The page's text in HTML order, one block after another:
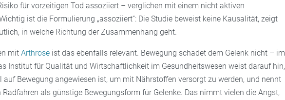
für vorzeitigen Tod assoziiert – verglichen mit einem nicht aktiven
ist die Formulierung „assoziiert“: Die Studie beweist keine Kausalität, zeigt
in welche Richtung der Zusammenhang geht.
mit Arthroseist das ebenfalls relevant. Bewegung schadet dem Gelenk nicht – im
Institut für Qualität und Wirtschaftlichkeit im Gesundheitswesen weist darauf hin,
auf Bewegung angewiesen ist, um mit Nährstoffen versorgt zu werden, und nennt
als günstige Bewegungsform für Gelenke. Das nimmt vielen die Angst,